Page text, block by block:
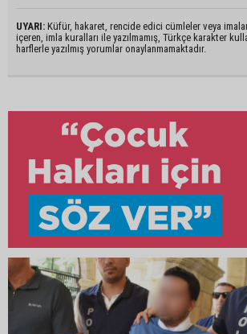
UYARI: Küfür, hakaret, rencide edici cümleler veya
içeren, imla kuralları ile yazılmamış, Türkçe karakter
harflerle yazılmış yorumlar onaylanmamaktadır.